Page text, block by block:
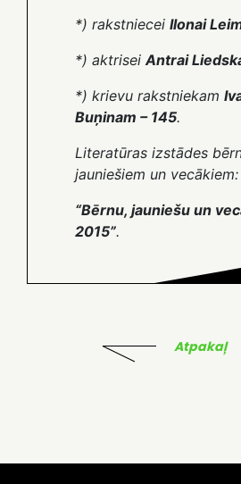
*) rakstniecei Ilonai
*) aktriseiAntrai
*) krievu rakstniekam
Buņinam – 145.
Literatūras izstādes
jauniešiem un vecākiem:
“Bērnu, jauniešu un
2015”.
Atpakaļ